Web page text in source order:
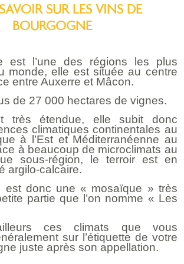
SUR LES VINS DE
BOURGOGNE
est l’une des régions les plus
monde, elle est située au centre
entre Auxerre et Mâcon.
de 27 000 hectares de vignes.
très étendue, elle subit donc
climatiques continentales au
à l’Est et Méditerranéenne au
à beaucoup de microclimats au
sous-région, le terroir est en
argilo-calcaire.
est donc une « mosaïque » très
partie que l’on nomme « Les
ces climats que vous
sur l’étiquette de votre
juste après son appellation.